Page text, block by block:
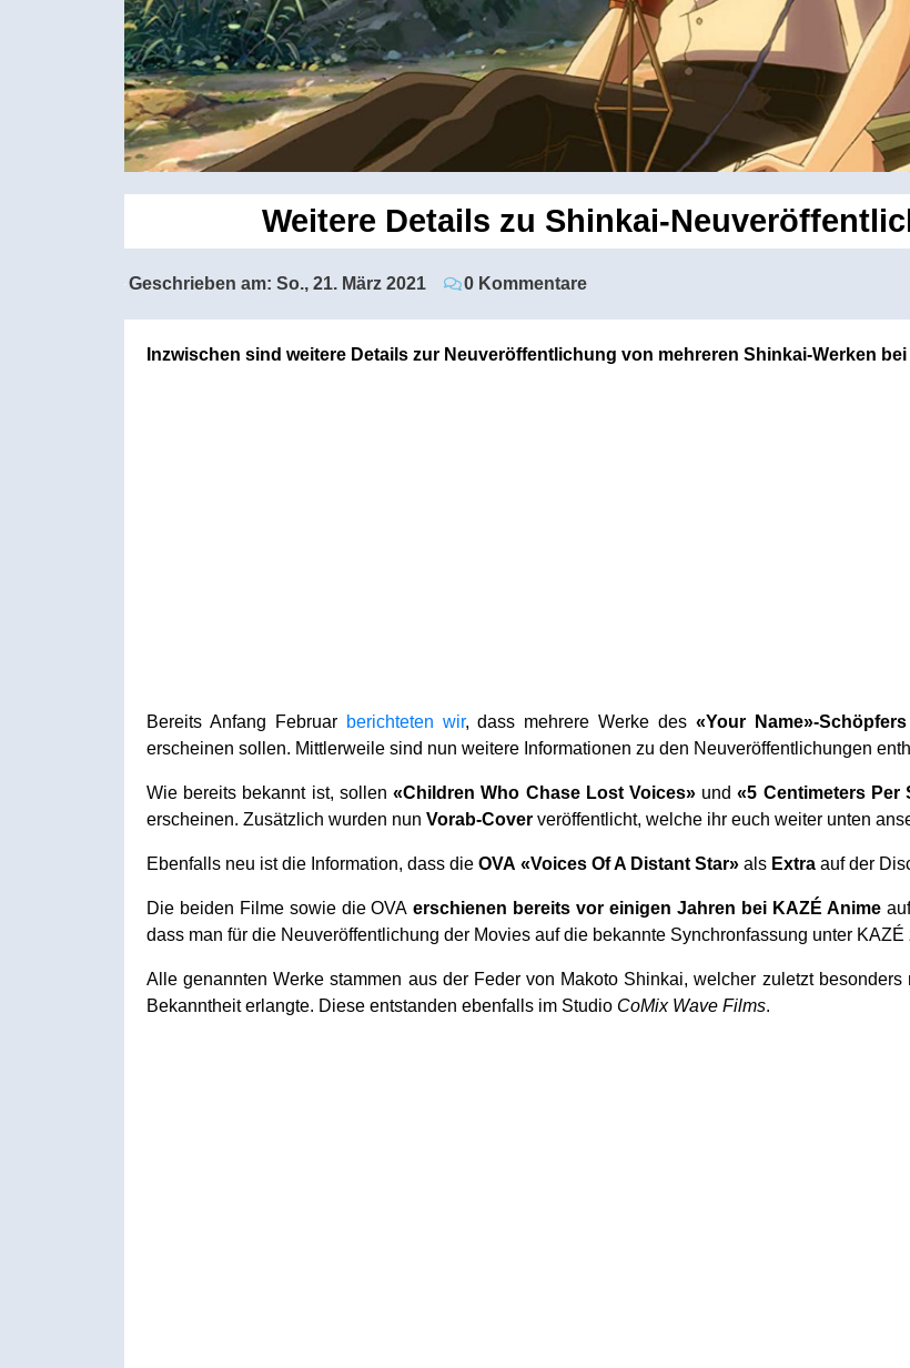
Weitere Details zu Shinkai-
Geschrieben am: So., 21. März 2021 0 Kommentare
Inzwischen sind weitere Details zur Neuveröffentlichung von mehreren Shinkai-Werken
Bereits Anfang Februar berichteten wir, dass mehrere Werke des«Your Name»-
erscheinen sollen. Mittlerweile sind nun weitere Informationen zu den Neuveröffentlichungen
Wie bereits bekannt ist, sollen«Children Who Chase Lost Voices»und«5 Centimeters Per
erscheinen. Zusätzlich wurden nun Vorab-Cover veröffentlicht, welche ihr euch weiter unten
Ebenfalls neu ist die Information, dass die OVA «Voices Of A Distant Star» als Extra auf der
Die beiden Filme sowie die OVAerschienen bereits vor einigen Jahren bei KAZÉ Anime
dass man für die Neuveröffentlichung der Movies auf die bekannte Synchronfassung unter
Alle genannten Werke stammen aus der Feder von Makoto Shinkai, welcher zuletzt
Bekanntheit erlangte. Diese entstanden ebenfalls im Studio CoMix Wave Films.